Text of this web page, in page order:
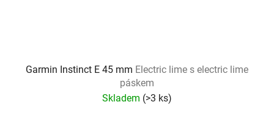
Garmin Instinct E 45 mm Electric lime s electric lime
páskem
Skladem (>3 ks)